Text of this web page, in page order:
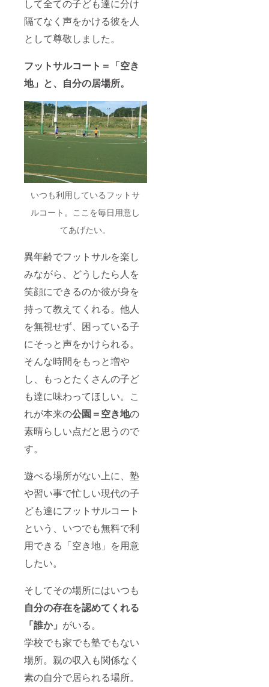
して全ての子ども達に分け
隔てなく声をかける彼を人
として尊敬しました。
フットサルコート＝「空き
地」と、自分の居場所。
いつも利用しているフットサ
ルコート。ここを毎日用意し
てあげたい。
異年齢でフットサルを楽し
みながら、どうしたら人を
笑顔にできるのか彼が身を
持って教えてくれる。他人
を無視せず、困っている子
にそっと声をかけられる。
そんな時間をもっと増や
し、もっとたくさんの子ど
も達に味わってほしい。こ
れが本来の公園＝空き地の
素晴らしい点だと思うので
す。
遊べる場所がない上に、塾
や習い事で忙しい現代の子
ども達にフットサルコート
という、いつでも無料で利
用できる「空き地」を用意
したい。
そしてその場所にはいつも
自分の存在を認めてくれる
「誰か」 がいる。
学校でも家でも塾でもない
場所。親の収入も関係なく
素の自分で居られる場所。